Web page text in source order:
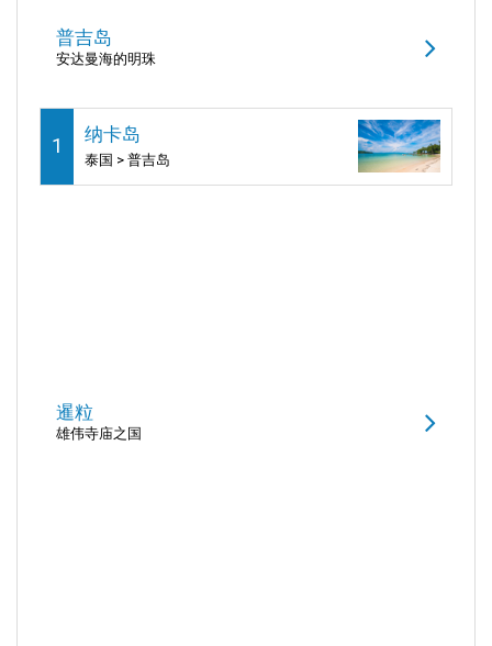
普吉岛
安达曼海的明珠
1
纳卡岛
泰国 > 普吉岛
暹粒
雄伟寺庙之国